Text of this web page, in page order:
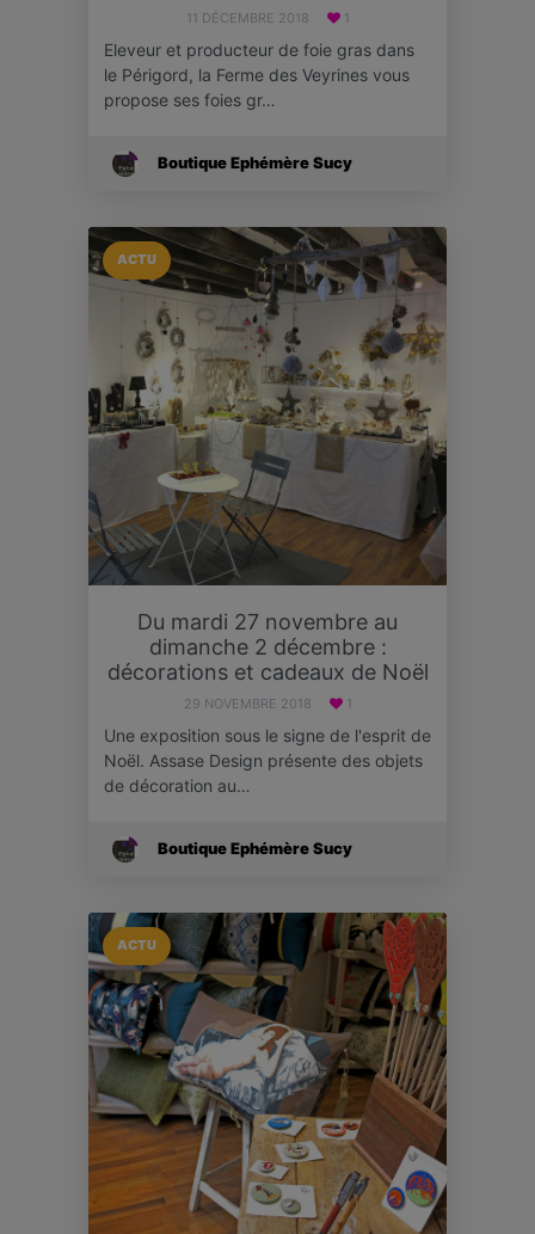
11 DÉCEMBRE 2018 1
Eleveur et producteur de foie gras dans
le Périgord, la Ferme des Veyrines vous
propose ses foies gr…
Boutique Ephémère Sucy
ACTU
Du mardi 27 novembre au
dimanche 2 décembre :
décorations et cadeaux de Noël
29 NOVEMBRE 2018 1
Une exposition sous le signe de l'esprit de
Noël. Assase Design présente des objets
de décoration au…
Boutique Ephémère Sucy
ACTU